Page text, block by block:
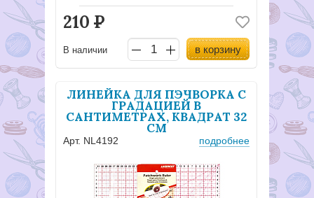
210 Р
В наличии в корзину
ЛИНЕЙКА ДЛЯ ПЭЧВОРКА С
ГРАДАЦИЕЙ В
САНТИМЕТРАХ, КВАДРАТ 32
СМ
Арт. NL4192 подробнее